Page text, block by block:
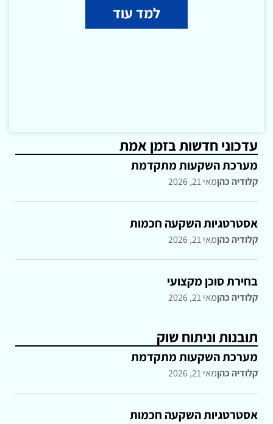
למד עוד
עדכוני חדשות בזמן אמת
מערכת השקעות מתקדמת
קלודיה כהןמאי 21, 2026
אסטרטגיות השקעה חכמות
קלודיה כהןמאי 21, 2026
בחירת סוכן מקצועי
קלודיה כהןמאי 21, 2026
תובנות וניתוח שוק
מערכת השקעות מתקדמת
קלודיה כהןמאי 21, 2026
אסטרטגיות השקעה חכמות